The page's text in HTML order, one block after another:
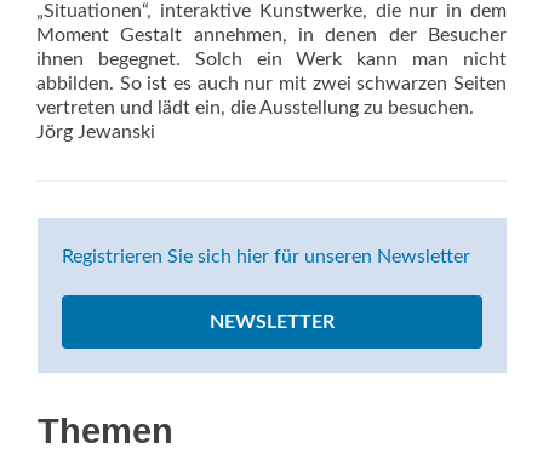
„Situationen“, interaktive Kunstwerke, die nur in dem
Moment Gestalt annehmen, in denen der Besucher
ihnen begegnet. Solch ein Werk kann man nicht
abbilden. So ist es auch nur mit zwei schwarzen Seiten
vertreten und lädt ein, die Ausstellung zu besuchen.
Jörg Jewanski
Registrieren Sie sich hier für unseren Newsletter
NEWSLETTER
Themen